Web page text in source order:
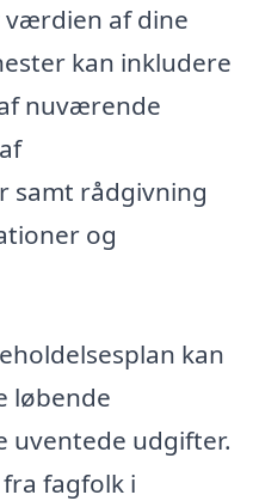
værdien af dine
kan inkludere
nuværende
samt rådgivning
og
kan
løbende
uventede udgifter.
fagfolk i